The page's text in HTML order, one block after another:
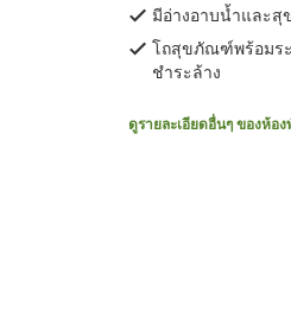
มีอ่างอาบน้ำและสุ
โถสุขภัณฑ์พร้อมร
ชำระล้าง
ดูรายละเอียดอื่นๆ ของห้อง